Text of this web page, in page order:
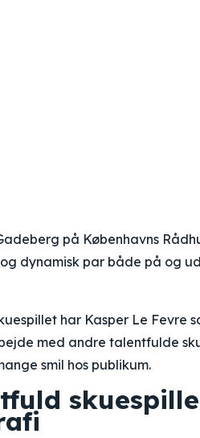
på Københavns
dynamisk par både på og
har Kasper Le Fevre
med andre talentfulde
smil hos publikum.